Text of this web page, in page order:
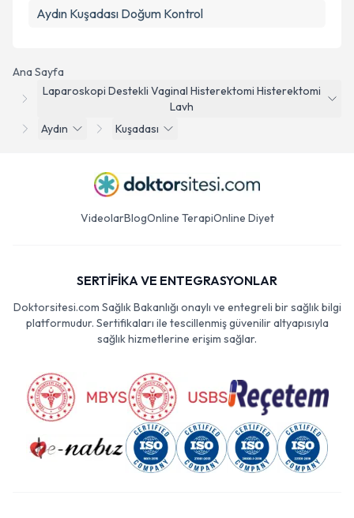
Ana Sayfa
Laparoskopi Destekli Vaginal Histerektomi Histerektomi
Lavh
Aydın
Kuşadası
Aydın Kuşadası Doğum Kontrol
VideolarBlogOnline TerapiOnline Diyet
SERTİFİKA VE ENTEGRASYONLAR
Doktorsitesi.com Sağlık Bakanlığı onaylı ve entegreli bir sağlık bilgi
platformudur. Sertifikaları ile tescillenmiş güvenilir altyapısıyla
sağlık hizmetlerine erişim sağlar.